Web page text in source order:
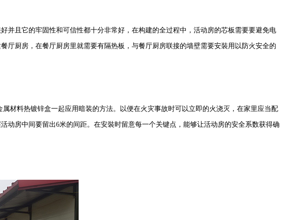
并且它的牢固性和可信性都十分非常好，在构建的全过程中，活动房的芯板需要要避免电
厨房，在餐厅厨房里就需要有隔热板，与餐厅厨房联接的墙壁需要安裝用以防火安全的
材料热镀锌盒一起应用暗装的方法。以便在火灾事故时可以立即的火浇灭，在家里应当配
房中间要留出6米的间距。在安裝时留意每一个关键点，能够让活动房的安全系数获得确